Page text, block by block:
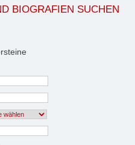
BIOGRAFIEN SUCHEN